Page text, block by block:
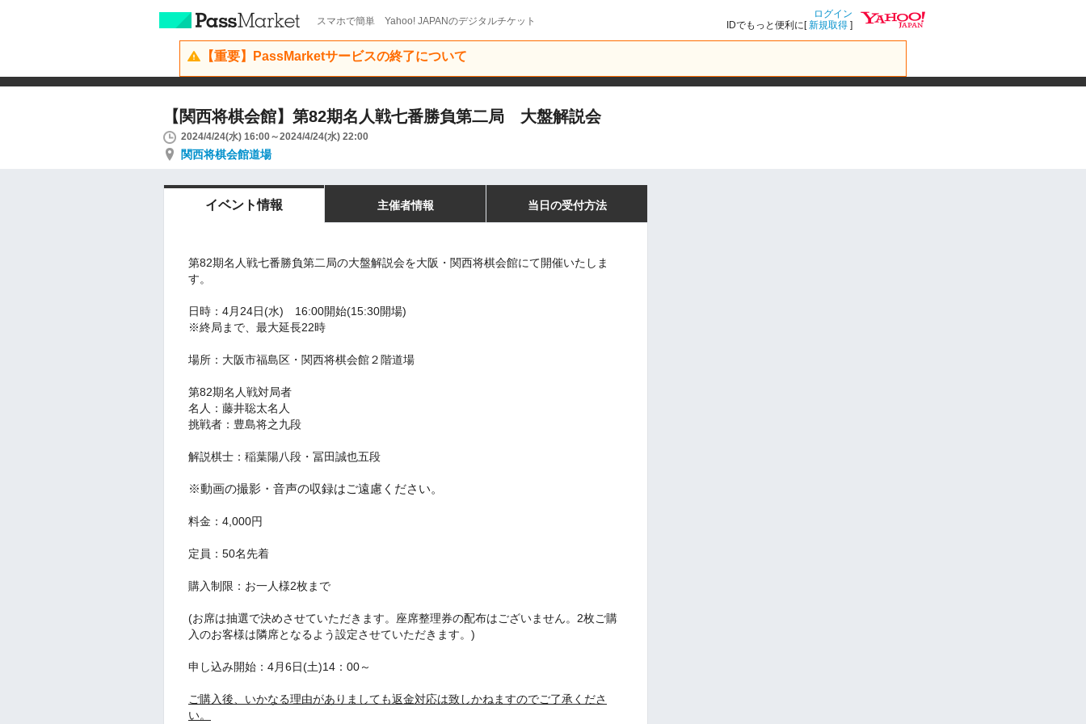
スマホで簡単 Yahoo! JAPANのデジタルチケット
ログイン
IDでもっと便利に[新規取得 ]
【重要】PassMarketサービスの終了について
【関西将棋会館】第82期名人戦七番勝負第二局 大盤解説会
2024/4/24(水) 16:00～2024/4/24(水) 22:00
関西将棋会館道場
イベント情報 主催者情報 当日の受付方法
第82期名人戦七番勝負第二局の大盤解説会を大阪・関西将棋会館にて開催いたしま
す。
日時：4月24日(水) 16:00開始(15:30開場)
※終局まで、最大延長22時
場所：大阪市福島区・関西将棋会館２階道場
第82期名人戦対局者
名人：藤井聡太名人
挑戦者：豊島将之九段
解説棋士：稲葉陽八段・冨田誠也五段
※動画の撮影・音声の収録はご遠慮ください。
料金：4,000円
定員：50名先着
購入制限：お一人様2枚まで
(お席は抽選で決めさせていただきます。座席整理券の配布はございません。2枚ご購
入のお客様は隣席となるよう設定させていただきます。)
申し込み開始：4月6日(土)14：00～
ご購入後、いかなる理由がありましても返金対応は致しかねますのでご了承くださ
い。